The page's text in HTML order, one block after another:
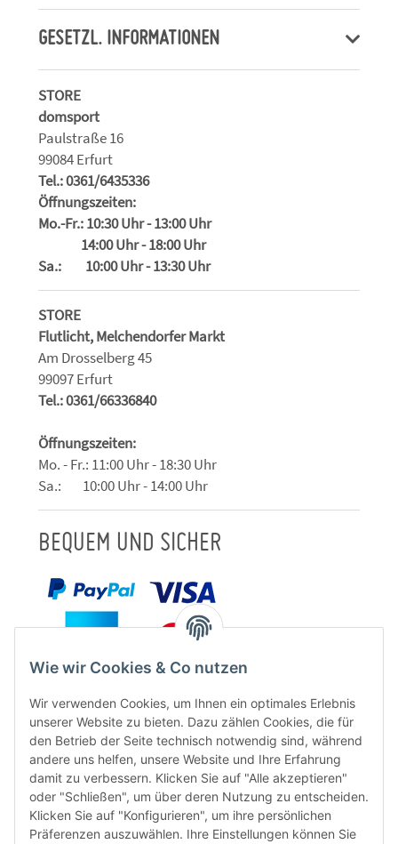
GESETZL. INFORMATIONEN
STORE
domsport
Paulstraße 16
99084 Erfurt
Tel.: 0361/6435336
Öffnungszeiten:
Mo.-Fr.: 10:30 Uhr - 13:00 Uhr
14:00 Uhr - 18:00 Uhr
Sa.: 10:00 Uhr - 13:30 Uhr
STORE
Flutlicht, Melchendorfer Markt
Am Drosselberg 45
99097 Erfurt
Tel.: 0361/66336840
Öffnungszeiten:
Mo. - Fr.: 11:00 Uhr - 18:30 Uhr
Sa.: 10:00 Uhr - 14:00 Uhr
BEQUEM UND SICHER
FÜR EUCH UNTERWEGS
Wie wir Cookies & Co nutzen
Wir verwenden Cookies, um Ihnen ein optimales Erlebnis
unserer Website zu bieten. Dazu zählen Cookies, die für
den Betrieb der Seite technisch notwendig sind, während
andere uns helfen, unsere Website und Ihre Erfahrung
damit zu verbessern. Klicken Sie auf "Alle akzeptieren"
oder "Schließen", um über deren Nutzung zu entscheiden.
Klicken Sie auf "Konfigurieren", um ihre persönlichen
Präferenzen auszuwählen. Ihre Einstellungen können Sie